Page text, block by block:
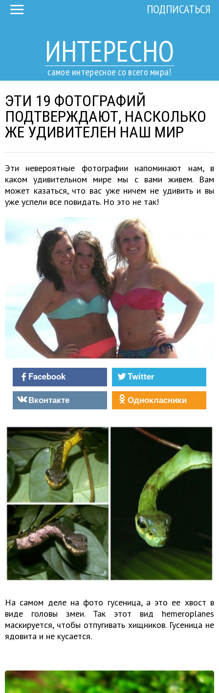
ИНТЕРЕСНО
самое интересное со всего мира!
ПОДПИСАТЬСЯ
ЭТИ 19 ФОТОГРАФИЙ
ПОДТВЕРЖДАЮТ, НАСКОЛЬКО
ЖЕ УДИВИТЕЛЕН НАШ МИР
Эти невероятные фотографии напоминают нам, в
каком удивительном мире мы с вами живем. Вам
может казаться, что вас уже ничем не удивить и вы
уже успели все повидать. Но это не так!
Facebook
Twitter
Вконтакте
Однокласники
На самом деле на фото гусеница, а это ее хвост в
виде головы змеи. Так этот вид hemeroplanes
маскируется, чтобы отпугивать хищников. Гусеница не
ядовита и не кусается.